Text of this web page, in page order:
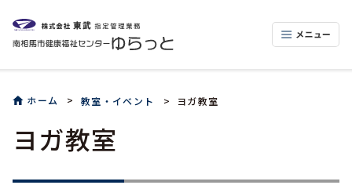
ホーム 教室・イベント ヨガ教室
ヨガ教室